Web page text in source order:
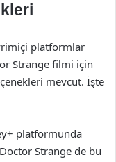
platformlar
Strange filmi için
mevcut. İşte
platformunda
Strange de bu